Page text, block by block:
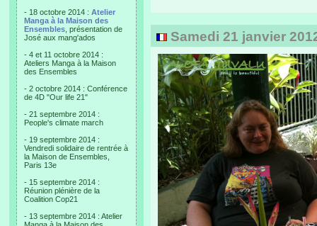
- 18 octobre 2014 : Atelier
Manga à la Maison des
Ensembles , présentation de
José aux mang'ados
- 4 et 11 octobre 2014 :
Ateliers Manga à la Maison
des Ensembles
- 2 octobre 2014 : Conférence
de 4D "Our life 21"
- 21 septembre 2014 :
People's climate march
- 19 septembre 2014 :
Vendredi solidaire de rentrée à
la Maison de Ensembles,
Paris 13e
- 15 septembre 2014 :
Réunion plénière de la
Coalition Cop21
- 13 septembre 2014 : Atelier
Samedi 21 janvier